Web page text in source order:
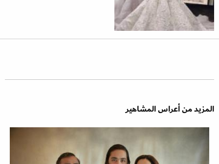
المزيد من أعراس المشاهير